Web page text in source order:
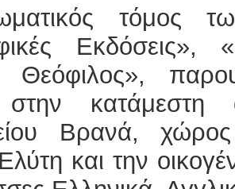
τόμος
Θεόφιλος»,
στην
Βρανά,
και την